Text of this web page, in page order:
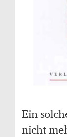
Ein
nicht